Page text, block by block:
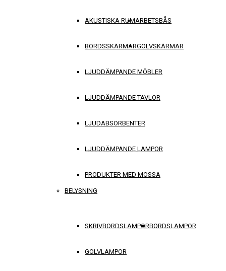
AKUSTISKA RUMARBETSBÅS
BORDSSKÄRMARGOLVSKÄRMAR
LJUDDÄMPANDE MÖBLER
LJUDDÄMPANDE TAVLOR
LJUDABSORBENTER
LJUDDÄMPANDE LAMPOR
PRODUKTER MED MOSSA
BELYSNING
SKRIVBORDSLAMPORBORDSLAMPOR
GOLVLAMPOR